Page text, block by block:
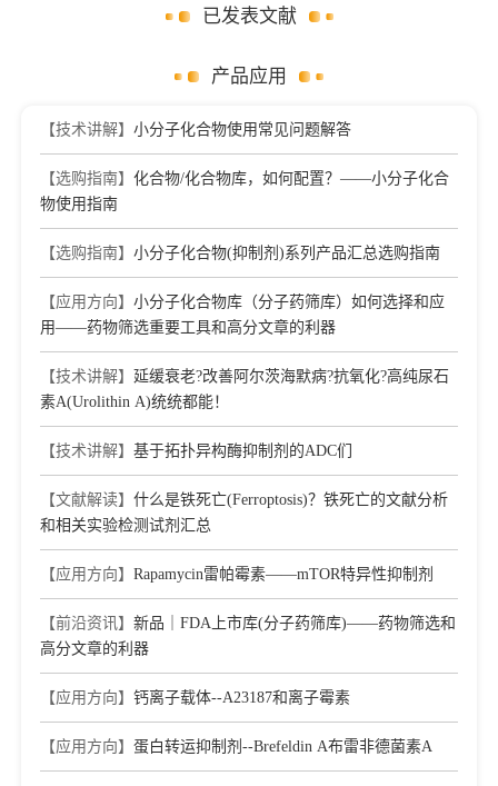
已发表文献
产品应用
【技术讲解】 小分子化合物使用常见问题解答
【选购指南】 化合物/化合物库，如何配置？——小分子化合
物使用指南
【选购指南】 小分子化合物(抑制剂)系列产品汇总选购指南
【应用方向】 小分子化合物库（分子药筛库）如何选择和应
用——药物筛选重要工具和高分文章的利器
【技术讲解】 延缓衰老?改善阿尔茨海默病?抗氧化?高纯尿石
素A(Urolithin A)统统都能！
【技术讲解】 基于拓扑异构酶抑制剂的ADC们
【文献解读】 什么是铁死亡(Ferroptosis)？铁死亡的文献分析
和相关实验检测试剂汇总
【应用方向】 Rapamycin雷帕霉素——mTOR特异性抑制剂
【前沿资讯】 新品｜FDA上市库(分子药筛库)——药物筛选和
高分文章的利器
【应用方向】 钙离子载体--A23187和离子霉素
【应用方向】 蛋白转运抑制剂--Brefeldin A布雷非德菌素A